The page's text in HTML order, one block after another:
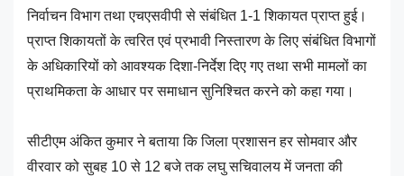
निर्वाचन विभाग तथा एचएसवीपी से संबंधित 1-1 शिकायत प्राप्त हुई।
प्राप्त शिकायतों के त्वरित एवं प्रभावी निस्तारण के लिए संबंधित विभागों
के अधिकारियों को आवश्यक दिशा-निर्देश दिए गए तथा सभी मामलों का
प्राथमिकता के आधार पर समाधान सुनिश्चित करने को कहा गया।
सीटीएम अंकित कुमार ने बताया कि जिला प्रशासन हर सोमवार और
वीरवार को सुबह 10 से 12 बजे तक लघु सचिवालय में जनता की